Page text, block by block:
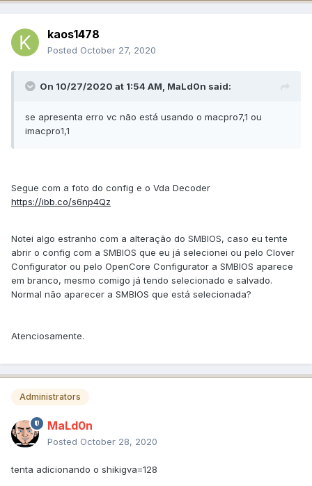
kaos1478
Posted October 27, 2020
On 10/27/2020 at 1:54 AM, MaLd0n said:
se apresenta erro vc não está usando o macpro7,1 ou
imacpro1,1
Segue com a foto do config e o Vda Decoder
https://ibb.co/s6np4Qz
Notei algo estranho com a alteração do SMBIOS, caso eu tente
abrir o config com a SMBIOS que eu já selecionei ou pelo Clover
Configurator ou pelo OpenCore Configurator a SMBIOS aparece
em branco, mesmo comigo já tendo selecionado e salvado.
Normal não aparecer a SMBIOS que está selecionada?
Atenciosamente.
Administrators
MaLd0n
Posted October 28, 2020
tenta adicionando o shikigva=128